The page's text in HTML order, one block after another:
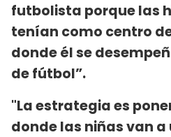
futbolista porque las
tenían como centro
donde él se
de fútbol”.
"La estrategia es
donde las niñas van a